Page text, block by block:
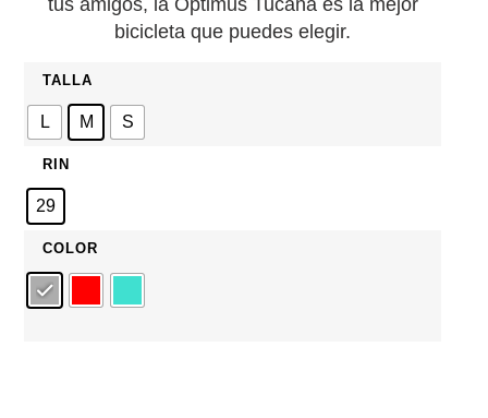
tus amigos, la Optimus Tucana es la mejor
bicicleta que puedes elegir.
TALLA
L M S
RIN
29
COLOR